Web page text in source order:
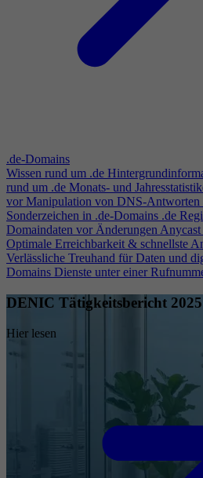
.de-Domains
Wissen rund um .de
rund um .de Monats- und
vor Manipulation von DNS-Antworten
Sonderzeichen in .de-Domains .de
Domaindaten vor Änderungen
Optimale Erreichbarkeit & schnellste
Verlässliche Treuhand für Daten und
Domains Dienste unter einer
DENIC Tätigkeitsbericht 2025
Hier lesen